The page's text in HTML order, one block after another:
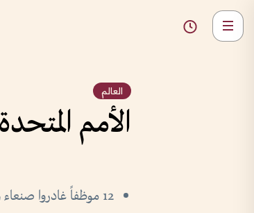
العالم
الأمم
12 موظفاً غادروا صنعاء وسط تحذيرات من خطر المجاعة